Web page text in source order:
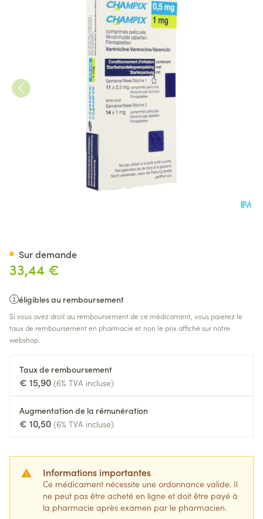
33,44 €
éligibles au remboursement
Si vous avez droit au remboursement de ce médicament, vous paierez le
taux de remboursement en pharmacie et non le prix affiché sur notre
webshop.
Taux de remboursement
€ 15,90 (6% TVA incluse)
Augmentation de la rémunération
€ 10,50 (6% TVA incluse)
Informations importantes
Ce médicament nécessite une ordonnance valide. Il
ne peut pas être acheté en ligne et doit être payé à
la pharmacie après examen par le pharmacien.
Sur demande